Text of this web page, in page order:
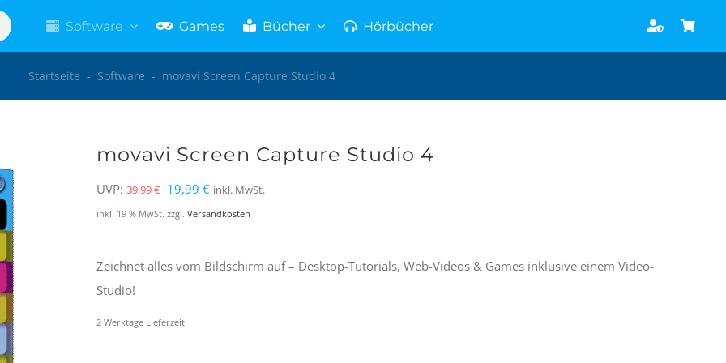
Software Games Bücher Hörbücher
Startseite - Software - movavi Screen Capture Studio 4
movavi Screen Capture Studio 4
UVP: 39,99€ Ursprünglicher
Preis
39,99 €
19,99 €Aktueller
Preis
19,99 €.
inkl. MwSt.
inkl. 19 % MwSt. zzgl. Versandkosten
Zeichnet alles vom Bildschirm auf – Desktop-Tutorials, Web-Videos & Games inklusive einem Video-
Studio!
2 Werktage Lieferzeit